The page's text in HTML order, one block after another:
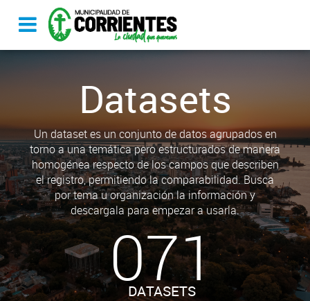
Datasets
Un dataset es un conjunto de datos agrupados en
torno a una temática pero estructurados de manera
homogénea respecto de los campos que describen
el registro, permitiendo la comparabilidad. Busca
por tema u organización la información y
descargala para empezar a usarla.
071
DATASETS